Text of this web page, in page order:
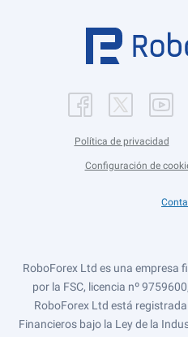
Política de privacidad
Configuración de
RoboForex Ltd es una empresa
por la FSC, licencia nº
RoboForex Ltd está
Financieros bajo la Ley de la